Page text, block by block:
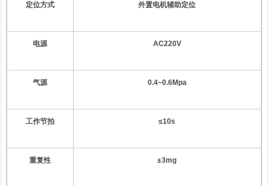
定位方式 外置电机辅助定位
电源 AC220V
气源 0.4~0.6Mpa
工作节拍 ≤10s
重复性 ±3mg